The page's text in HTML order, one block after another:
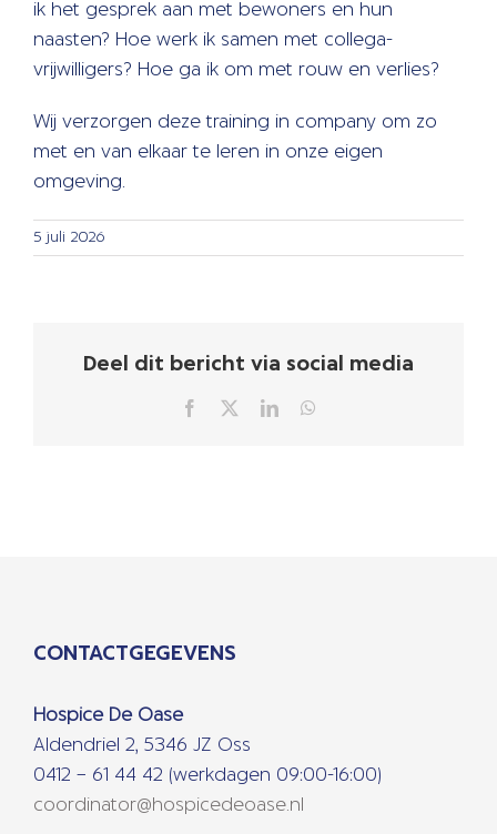
ik het gesprek aan met bewoners en hun
naasten? Hoe werk ik samen met collega-
vrijwilligers? Hoe ga ik om met rouw en verlies?
Wij verzorgen deze training in company om zo
met en van elkaar te leren in onze eigen
omgeving.
5 juli 2026
Deel dit bericht via social media
Facebook LinkedIn
CONTACTGEGEVENS
Hospice De Oase
Aldendriel 2, 5346 JZ Oss
0412 – 61 44 42 (werkdagen 09:00-16:00)
coordinator@hospicedeoase.nl